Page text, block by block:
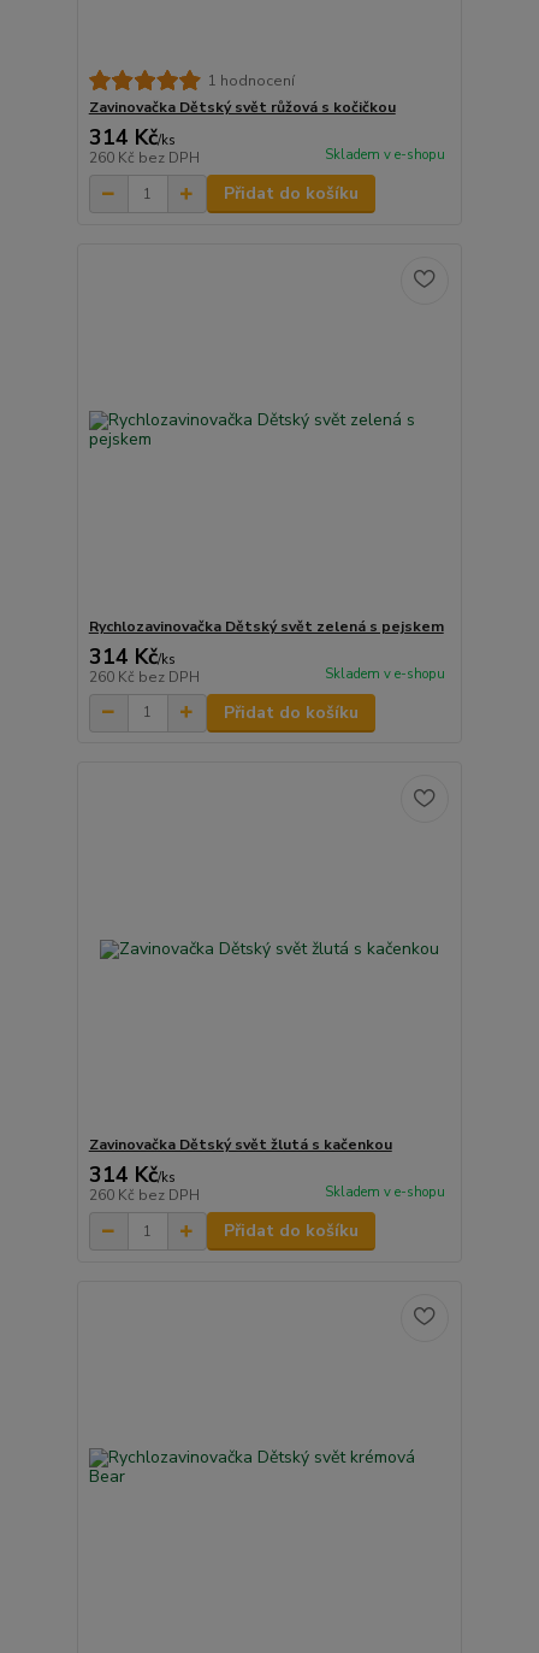
1 hodnocení
Zavinovačka Dětský svět růžová s kočičkou
314 Kč/ks
260 Kč bez DPH Skladem v e-shopu
Přidat do košíku
Rychlozavinovačka Dětský svět zelená s pejskem
314 Kč/ks
260 Kč bez DPH Skladem v e-shopu
Přidat do košíku
Zavinovačka Dětský svět žlutá s kačenkou
314 Kč/ks
260 Kč bez DPH Skladem v e-shopu
Přidat do košíku